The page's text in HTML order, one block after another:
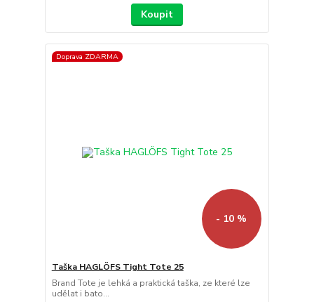
Koupit
Doprava ZDARMA
- 10 %
Taška HAGLÖFS Tight Tote 25
Brand Tote je lehká a praktická taška, ze které lze
udělat i bato...